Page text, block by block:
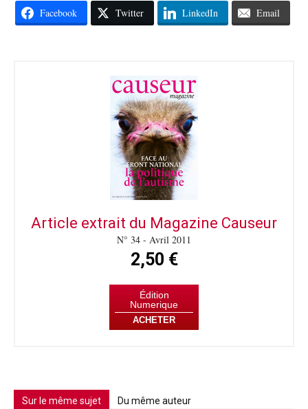
Facebook Twitter LinkedIn Email
Article extrait du Magazine Causeur
N° 34 - Avril 2011
2,50 €
Édition
Numerique
ACHETER
Sur le même sujet Du même auteur